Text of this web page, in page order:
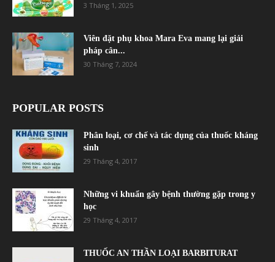
3 Tháng 1, 2025
Viên đặt phụ khoa Mara Eva mang lại giải
pháp cân...
30 Tháng 7, 2024
POPULAR POSTS
Phân loại, cơ chế và tác dụng của thuốc kháng
sinh
29 Tháng 4, 2017
Những vi khuẩn gây bệnh thường gặp trong y
học
29 Tháng 4, 2017
THUỐC AN THẦN LOẠI BARBITURAT